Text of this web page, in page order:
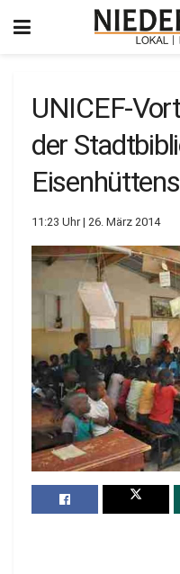
UNICEF-
der
11:23 Uhr | 26. März 2014